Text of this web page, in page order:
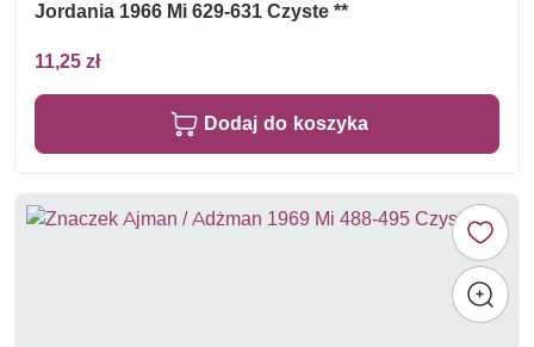
Jordania 1966 Mi 629-631 Czyste **
11,25 zł
Dodaj do koszyka